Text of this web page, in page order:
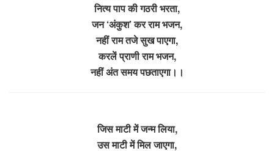
नित्य पाप की गठरी भरता,
जन ‘अंकुश’ कर राम भजन,
नहीं राम तजे सुख पाएगा,
करलें प्राणी राम भजन,
नहीं अंत समय पछताएगा।।
जिस माटी में जन्म लिया,
उस माटी में मिल जाएगा,